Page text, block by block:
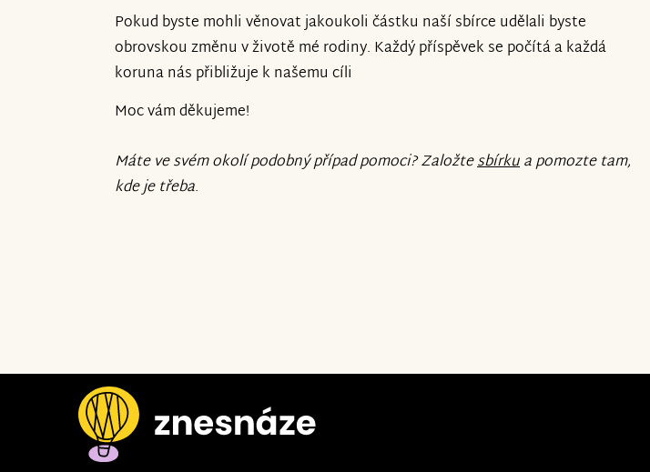
Pokud byste mohli věnovat jakoukoli částku naší sbírce udělali byste
obrovskou změnu v životě mé rodiny. Každý příspěvek se počítá a každá
koruna nás přibližuje k našemu cíli
Moc vám děkujeme!
Máte ve svém okolí podobný případ pomoci? Založtesbírkua pomozte tam,
kde je třeba.